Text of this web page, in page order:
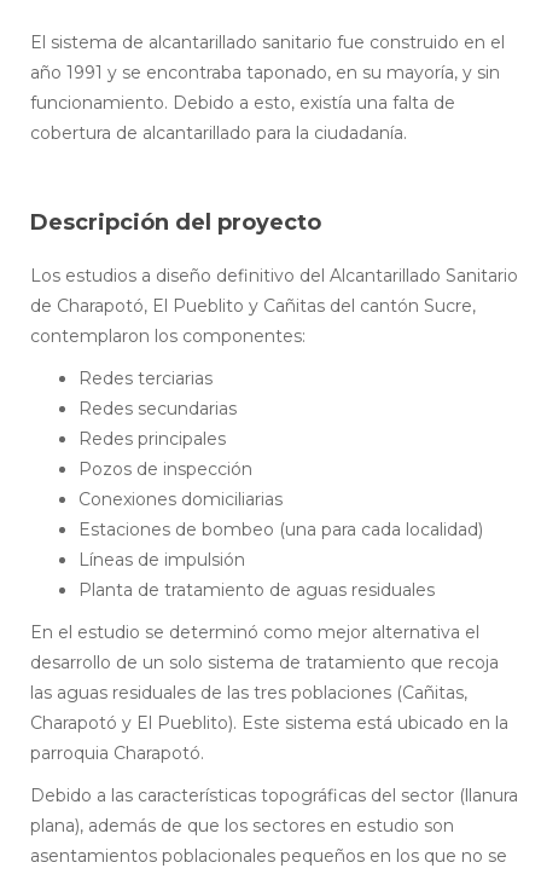
El sistema de alcantarillado sanitario fue construido en el
año 1991 y se encontraba taponado, en su mayoría, y sin
funcionamiento. Debido a esto, existía una falta de
cobertura de alcantarillado para la ciudadanía.
Descripción del proyecto
Los estudios a diseño definitivo del Alcantarillado Sanitario
de Charapotó, El Pueblito y Cañitas del cantón Sucre,
contemplaron los componentes:
Redes terciarias
Redes secundarias
Redes principales
Pozos de inspección
Conexiones domiciliarias
Estaciones de bombeo (una para cada localidad)
Líneas de impulsión
Planta de tratamiento de aguas residuales
En el estudio se determinó como mejor alternativa el
desarrollo de un solo sistema de tratamiento que recoja
las aguas residuales de las tres poblaciones (Cañitas,
Charapotó y El Pueblito). Este sistema está ubicado en la
parroquia Charapotó.
Debido a las características topográficas del sector (llanura
plana), además de que los sectores en estudio son
asentamientos poblacionales pequeños en los que no se